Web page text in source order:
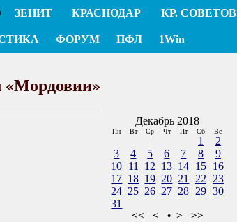
ЗЕНИТ КРАСНОДАР КР. СОВЕТОВ
ФОРУМ ПФЛ 1Win
«Мордовии»
Декабрь 2018
Пн Вт Ср Чт Пт Сб Вс
1
2
3
4 5 6 7 8
9
10 11 12 13 14 15 16
17 18 19 20 21 22
23
24 25 26 27 28 29 30
31
<< < • > >>